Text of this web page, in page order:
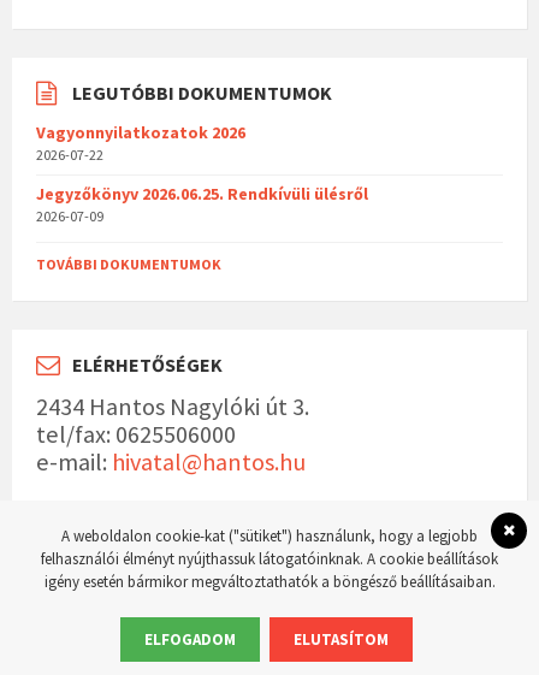
LEGUTÓBBI DOKUMENTUMOK
Vagyonnyilatkozatok 2026
2026-07-22
Jegyzőkönyv 2026.06.25. Rendkívüli ülésről
2026-07-09
TOVÁBBI DOKUMENTUMOK
ELÉRHETŐSÉGEK
2434 Hantos Nagylóki út 3.
tel/fax: 0625506000
e-mail: hivatal@hantos.hu
© 2023 Hantos község hivatalos weboldala Készítette:WordPress Master weboldal
A weboldalon cookie-kat ("sütiket") használunk, hogy a legjobb
felhasználói élményt nyújthassuk látogatóinknak. A cookie beállítások
igény esetén bármikor megváltoztathatók a böngésző beállításaiban.
ELFOGADOM ELUTASÍTOM